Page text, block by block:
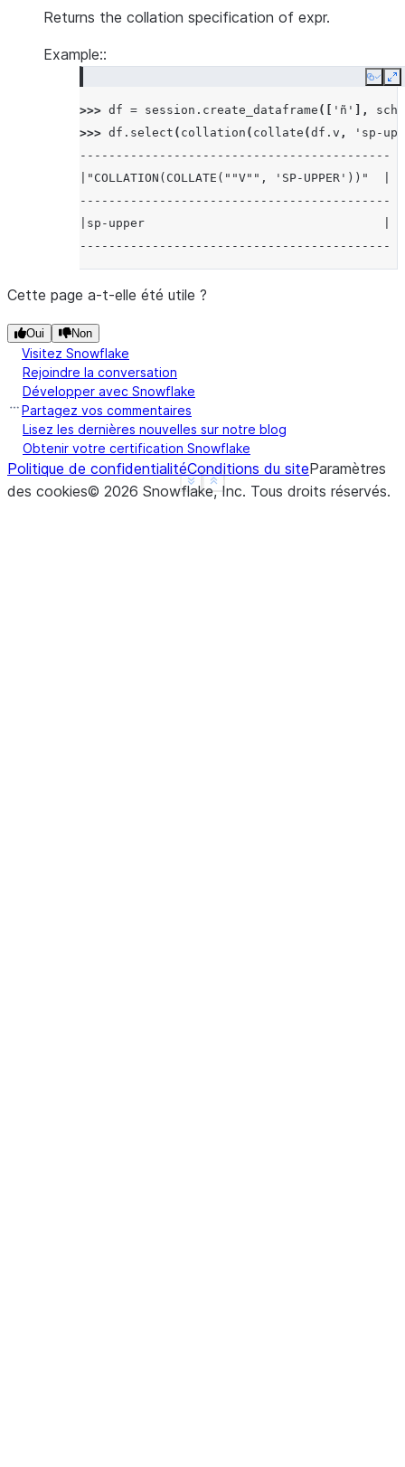
Returns the collation specification of expr.
Example::
Copy
>>> df = session . create_dataframe ([ 'ñ' ],
>>> df . select ( collation ( collate (df . v ,
'sp-
-------------------------------------------
|"COLLATION(COLLATE(""V"", 'SP-UPPER'))"  |
-------------------------------------------
|sp-upper                                 |
-------------------------------------------
Show less
See more
Cette page a-t-elle été utile ?
Oui Non
Visitez Snowflake
Rejoindre la conversation
Développer avec Snowflake
Partagez vos commentaires
Lisez les dernières nouvelles sur notre blog
Obtenir votre certification Snowflake
Politique de confidentialitéConditions du siteParamètres
des cookies© 2026 Snowflake, Inc. Tous droits réservés.